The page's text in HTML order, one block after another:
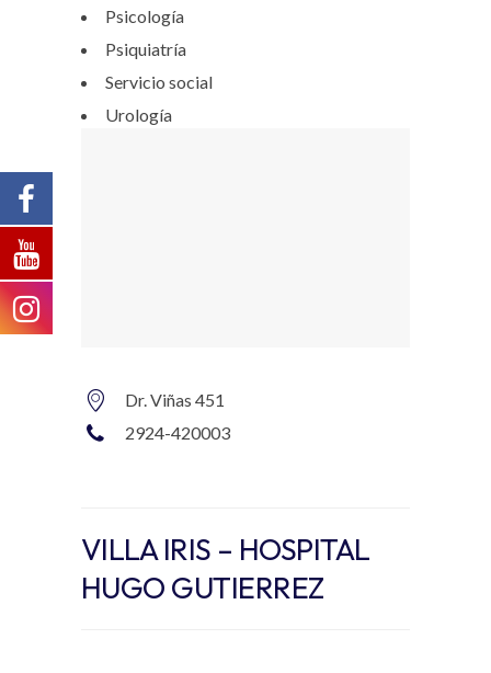
Psicología
Psiquiatría
Servicio social
Urología
Dr. Viñas 451
2924-420003
VILLA IRIS – HOSPITAL
HUGO GUTIERREZ